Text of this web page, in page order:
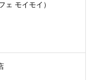
ェ モイモイ）